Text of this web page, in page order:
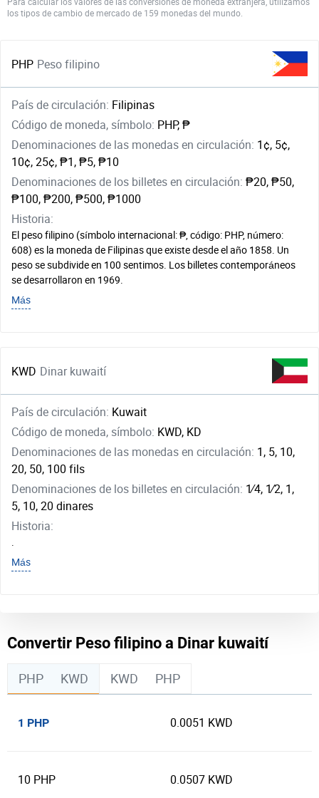
los tipos de cambio de mercado de 159 monedas del mundo.
PHP Peso filipino
País de circulación: Filipinas
Código de moneda, símbolo: PHP, ₱
Denominaciones de las monedas en circulación: 1¢, 5¢,
10¢, 25¢, ₱1, ₱5, ₱10
Denominaciones de los billetes en circulación: ₱20, ₱50,
₱100, ₱200, ₱500, ₱1000
Historia:
El peso filipino (símbolo internacional: ₱, código: PHP, número:
608) es la moneda de Filipinas que existe desde el año 1858. Un
peso se subdivide en 100 sentimos. Los billetes contemporáneos
se desarrollaron en 1969.
Más
KWD Dinar kuwaití
País de circulación: Kuwait
Código de moneda, símbolo: KWD, KD
Denominaciones de las monedas en circulación: 1, 5, 10,
20, 50, 100 fils
Denominaciones de los billetes en circulación: 1⁄4, ​1⁄2, 1,
5, 10, 20 dinares
Historia:
.
Más
Convertir Peso filipino a Dinar kuwaití
PHP KWD KWD PHP
1 PHP 0.0051 KWD
10 PHP 0.0507 KWD